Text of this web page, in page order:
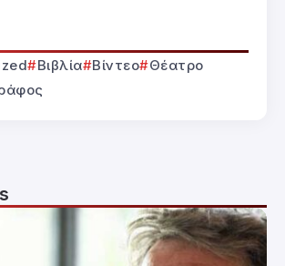
Βιβλία Βίντεο
Θέατρο